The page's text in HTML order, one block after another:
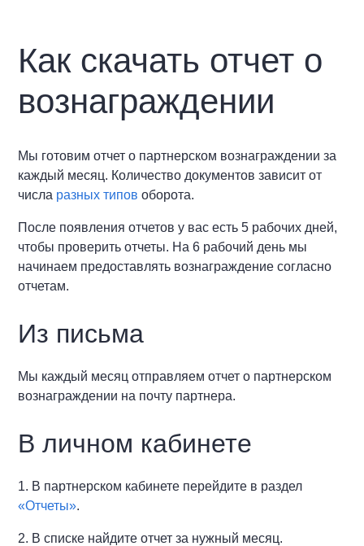
Как скачать отчет о
вознаграждении
Мы готовим отчет о партнерском вознаграждении за
каждый месяц. Количество документов зависит от
числа разных типов оборота.
После появления отчетов у вас есть 5 рабочих дней,
чтобы проверить отчеты. На 6 рабочий день мы
начинаем предоставлять вознаграждение согласно
отчетам.
Из письма
Мы каждый месяц отправляем отчет о партнерском
вознаграждении на почту партнера.
В личном кабинете
1. В партнерском кабинете перейдите в раздел
«Отчеты».
2. В списке найдите отчет за нужный месяц.